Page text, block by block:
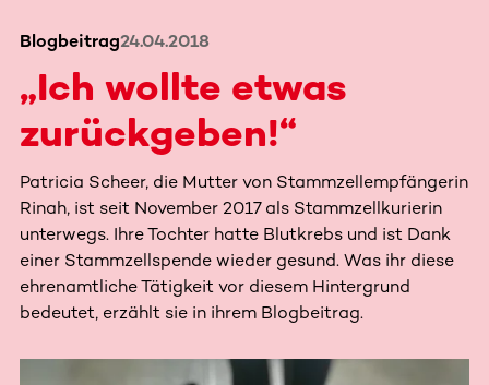
Blogbeitrag24.04.2018
„Ich wollte etwas
zurückgeben!“
Patricia Scheer, die Mutter von Stammzellempfängerin
Rinah, ist seit November 2017 als Stammzellkurierin
unterwegs. Ihre Tochter hatte Blutkrebs und ist Dank
einer Stammzellspende wieder gesund. Was ihr diese
ehrenamtliche Tätigkeit vor diesem Hintergrund
bedeutet, erzählt sie in ihrem Blogbeitrag.